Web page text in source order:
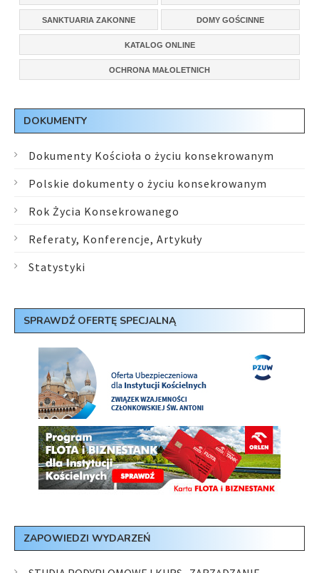
SANKTUARIA ZAKONNE DOMY GOŚCINNE
KATALOG ONLINE
OCHRONA MAŁOLETNICH
DOKUMENTY
Dokumenty Kościoła o życiu konsekrowanym
Polskie dokumenty o życiu konsekrowanym
Rok Życia Konsekrowanego
Referaty, Konferencje, Artykuły
Statystyki
SPRAWDŹ OFERTĘ SPECJALNĄ
ZAPOWIEDZI WYDARZEŃ